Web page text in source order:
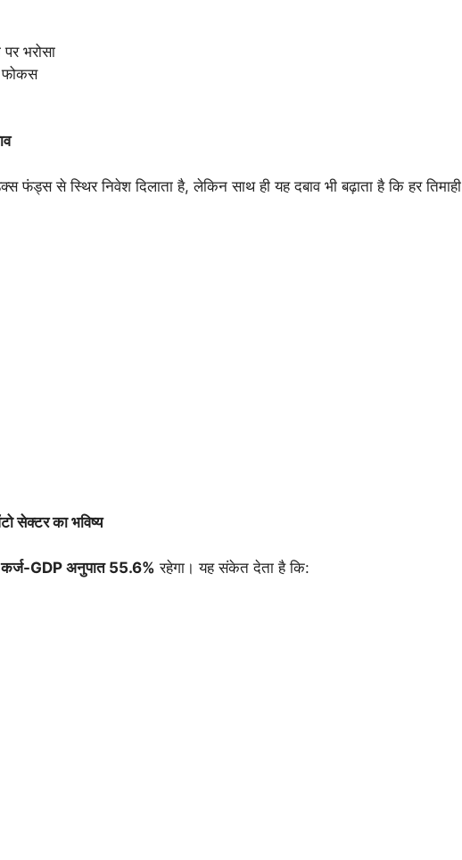
भरोसा
फोकस
फंड्स से स्थिर निवेश दिलाता है, लेकिन साथ ही यह दबाव भी बढ़ाता है कि हर तिमाही
सेक्टरकाभविष्य
कर्ज-GDP अनुपात 55.6% रहेगा। यह संकेत देता है कि: